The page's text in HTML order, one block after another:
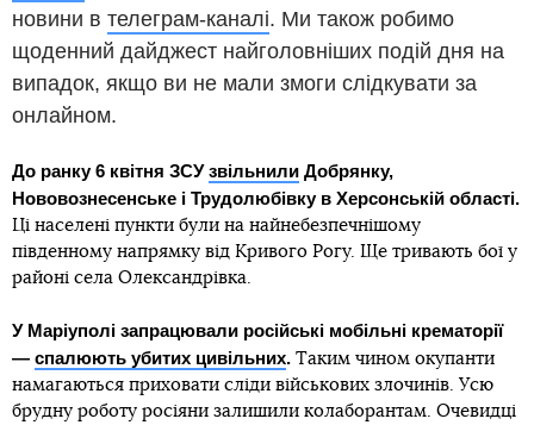
новини в телеграм-каналі. Ми також робимо
щоденний дайджест найголовніших подій дня на
випадок, якщо ви не мали змоги слідкувати за
онлайном.
До ранку 6 квітня ЗСУзвільнили Добрянку,
Нововознесенське і Трудолюбівку в Херсонській області.
Ці населені пункти були на найнебезпечнішому
південному напрямку від Кривого Рогу. Ще тривають бої у
районі села Олександрівка.
У Маріуполі запрацювали російські мобільні крематорії
— спалюють убитих цивільних. Таким чином окупанти
намагаються приховати сліди військових злочинів. Усю
брудну роботу росіяни залишили колаборантам. Очевидці